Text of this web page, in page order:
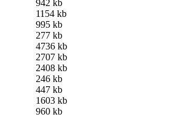
942 kb
1154 kb
995 kb
277 kb
4736 kb
2707 kb
2408 kb
246 kb
447 kb
1603 kb
960 kb